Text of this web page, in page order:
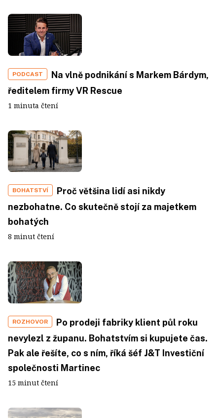
PODCAST
Na vlně podnikání s Markem Bárdym,
ředitelem firmy VR Rescue
1 minuta čtení
BOHATSTVÍ
Proč většina lidí asi nikdy
nezbohatne. Co skutečně stojí za majetkem
bohatých
8 minut čtení
ROZHOVOR
Po prodeji fabriky klient půl roku
nevylezl z županu. Bohatstvím si kupujete čas.
Pak ale řešíte, co s ním, říká šéf J&T Investiční
společnosti Martinec
15 minut čtení